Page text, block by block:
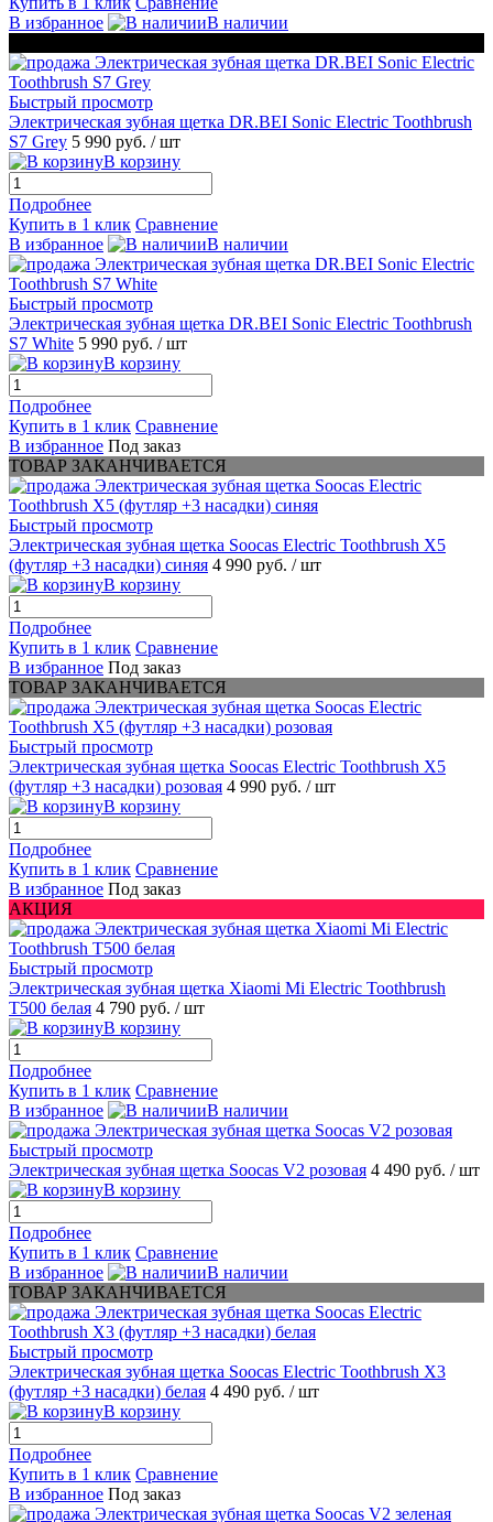
В избранное
В наличии
Быстрый просмотр
Электрическая зубная щетка DR.BEI Sonic Electric Toothbrush
S7 Grey 5 990 руб. / шт
В корзину
Подробнее
Купить в 1 клик Сравнение
В избранное
В наличии
Быстрый просмотр
Электрическая зубная щетка DR.BEI Sonic Electric Toothbrush
S7 White 5 990 руб. / шт
В корзину
Подробнее
Купить в 1 клик Сравнение
В избранное Под заказ
ТОВАР ЗАКАНЧИВАЕТСЯ
Быстрый просмотр
Электрическая зубная щетка Soocas Electric Toothbrush X5
(футляр +3 насадки) синяя 4 990 руб. / шт
В корзину
Подробнее
Купить в 1 клик Сравнение
В избранное Под заказ
ТОВАР ЗАКАНЧИВАЕТСЯ
Быстрый просмотр
Электрическая зубная щетка Soocas Electric Toothbrush X5
(футляр +3 насадки) розовая 4 990 руб. / шт
В корзину
Подробнее
Купить в 1 клик Сравнение
В избранное Под заказ
АКЦИЯ
Быстрый просмотр
Электрическая зубная щетка Xiaomi Mi Electric Toothbrush
T500 белая 4 790 руб. / шт
В корзину
Подробнее
Купить в 1 клик Сравнение
В избранное
В наличии
Быстрый просмотр
Электрическая зубная щетка Soocas V2 розовая 4 490 руб. / шт
В корзину
Подробнее
Купить в 1 клик Сравнение
В избранное
В наличии
ТОВАР ЗАКАНЧИВАЕТСЯ
Быстрый просмотр
Электрическая зубная щетка Soocas Electric Toothbrush X3
(футляр +3 насадки) белая 4 490 руб. / шт
В корзину
Подробнее
Купить в 1 клик Сравнение
В избранное Под заказ